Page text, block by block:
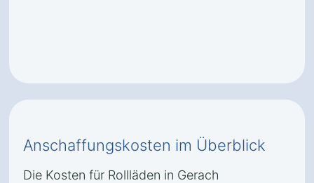
Anschaffungskosten im Überblick
Die Kosten für Rollläden in Gerach